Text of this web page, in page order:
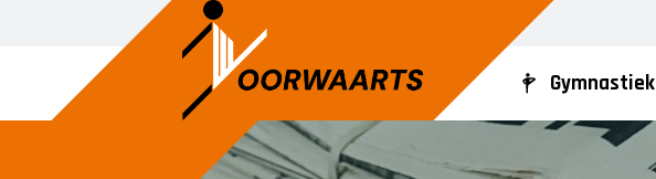
Gymnastiek